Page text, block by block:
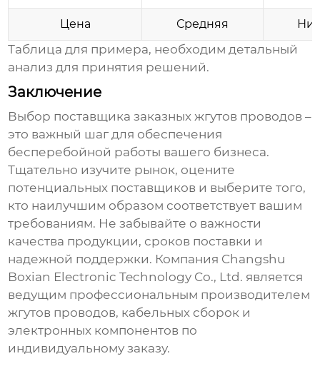
Цена Средняя
Таблица для примера, необходим детальный
анализ для принятия решений.
Заключение
Выбор поставщика заказных жгутов проводов –
это важный шаг для обеспечения
бесперебойной работы вашего бизнеса.
Тщательно изучите рынок, оцените
потенциальных поставщиков и выберите того,
кто наилучшим образом соответствует вашим
требованиям. Не забывайте о важности
качества продукции, сроков поставки и
надежной поддержки. Компания Changshu
Boxian Electronic Technology Co., Ltd. является
ведущим профессиональным производителем
жгутов проводов, кабельных сборок и
электронных компонентов по
индивидуальному заказу.